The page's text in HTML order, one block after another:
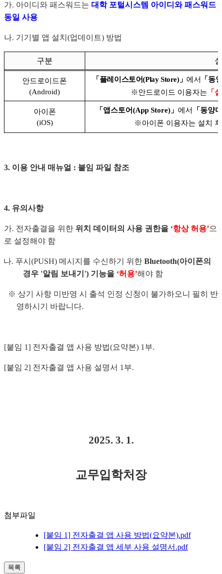
가. 아이디와 패스워드는 대학 포털시스템 아이디와 패스워드
동일 사용
나. 기기별 앱 설치 (업데이트) 방법
구분
안드로이드폰
(Android)
「 플레이스토어(Play Store)」에서 「 동
※안드로이드 이용자는 「
아이폰
(iOS)
「 앱스토어(App Store)」 에서 「 동양
※아이폰 이용자는 설치 후
3. 이용 안내 매뉴얼 : 붙임 파일 참조
4. 유의사항
가. 전자출결을 위한 위치 데이터의 사용 권한을 ‘항상 허용’으
로 설정해야 함
나. 푸시(PUSH) 메시지를 수신하기 위한Bluetooth(아이폰의
경우 '알림 보내기 ') 기능을 ‘허용’해야 함
※ 상기 사항 미반영 시 출석 인정 신청이 불가하오니 필히 반
영하시기 바랍니다.
[붙임 1] 전자출결 앱 사용 방법(요약본) 1 부.
[붙임 2] 전자출결 앱 사용 설명서 1 부.
2025. 3. 1.
교무입학처장
첨부파일
[붙임 1] 전자출결 앱 사용 방법(요약본).pdf
[붙임 2] 전자출결 앱 세부 사용 설명서.pdf